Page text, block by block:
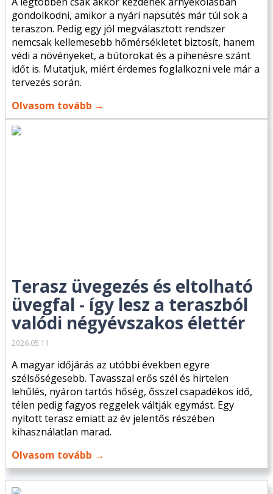
gondolkodni, amikor a nyári napsütés már túl sok a
teraszon. Pedig egy jól megválasztott rendszer
nemcsak kellemesebb hőmérsékletet biztosít, hanem
védi a növényeket, a bútorokat és a pihenésre szánt
időt is. Mutatjuk, miért érdemes foglalkozni vele már a
tervezés során.
Olvasom tovább →
Terasz üvegezés és eltolható
üvegfal - így lesz a teraszból
valódi négyévszakos élettér
2026.05.11
A magyar időjárás az utóbbi években egyre
szélsőségesebb. Tavasszal erős szél és hirtelen
lehűlés, nyáron tartós hőség, ősszel csapadékos idő,
télen pedig fagyos reggelek váltják egymást. Egy
nyitott terasz emiatt az év jelentős részében
kihasználatlan marad.
Olvasom tovább →